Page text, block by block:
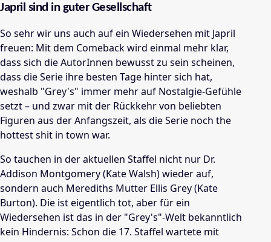
Japril sind in guter Gesellschaft
So sehr wir uns auch auf ein Wiedersehen mit Japril
freuen: Mit dem Comeback wird einmal mehr klar,
dass sich die AutorInnen bewusst zu sein scheinen,
dass die Serie ihre besten Tage hinter sich hat,
weshalb "Grey's" immer mehr auf Nostalgie-Gefühle
setzt – und zwar mit der Rückkehr von beliebten
Figuren aus der Anfangszeit, als die Serie noch the
hottest shit in town war.
So tauchen in der aktuellen Staffel nicht nur Dr.
Addison Montgomery (Kate Walsh) wieder auf,
sondern auch Merediths Mutter Ellis Grey (Kate
Burton). Die ist eigentlich tot, aber für ein
Wiedersehen ist das in der "Grey's"-Welt bekanntlich
kein Hindernis: Schon die 17. Staffel wartete mit